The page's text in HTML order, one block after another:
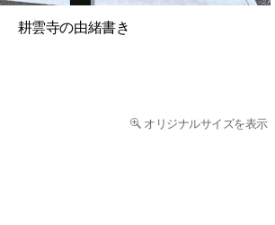
耕雲寺の由緒書き
オリジナルサイズを表示